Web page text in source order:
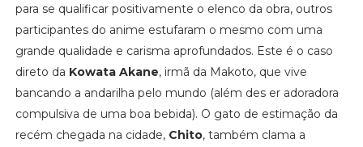
para se qualificar positivamente o elenco da obra, outros
participantes do anime estufaram o mesmo com uma
grande qualidade e carisma aprofundados. Este é o caso
direto da Kowata Akane, irmã da Makoto, que vive
bancando a andarilha pelo mundo (além des er adoradora
compulsiva de uma boa bebida). O gato de estimação da
recém chegada na cidade, Chito, também clama a